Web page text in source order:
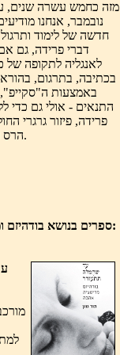
מזה כחמש עשרה שנים,
נובמבר, אנחנו
חדשה של לימוד
דברי פרידה, גם
לאנגליה לתקופה של
בכתיבה, בתרגום,
באמצעות ה"סקייפ",
התנאים - אולי גם כדי
פרידה, פיזור גרגרי
הרס והשתנות, המלווה בכאב לקראת התחדשות.
ספרים בנושא בודהיזם ומדיטציה - ניתן להשיג באמצעות רועי במייל: